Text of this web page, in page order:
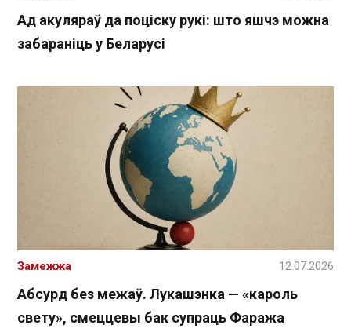
Ад акуляраў да поціску рукі: што яшчэ можна
забараніць у Беларусі
Абсурд без межаў. Лукашэнка — «кароль
свету», смеццевы бак супраць Фаража
Замежжа 12.07.2026